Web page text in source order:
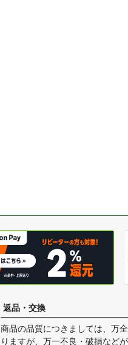
返品・交換
商品の品質につきましては、万
りますが、万一不良・破損など